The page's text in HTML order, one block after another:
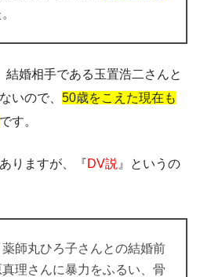
、結婚相手である玉置浩二さんと
いので、 50歳をこえた現在も
です。
りますが、『DV説 』というの
師丸ひろ子さんとの結婚前
理さんに暴力をふるい、骨